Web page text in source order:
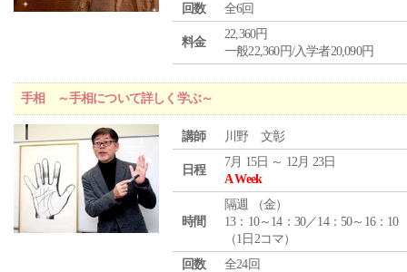
回数
全6回
料金
22,360円
一般22,360円/入学者20,090円
手相 ～手相について詳しく学ぶ～
講師 川野 文彰
日程
7月 15日 ～ 12月 23日
A Week
時間
隔週 （金）
13：10～14：30／14：50～16：10
（1日2コマ）
回数
全24回